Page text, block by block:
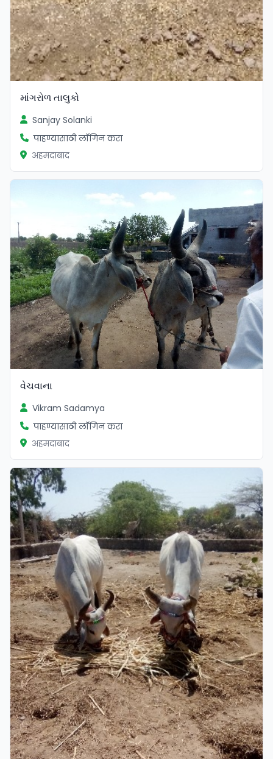
માંગરોળ તાલુકો
Sanjay Solanki
पाहण्यासाठी लॉगिन करा
अहमदाबाद
વેચવાના
Vikram Sadamya
पाहण्यासाठी लॉगिन करा
अहमदाबाद